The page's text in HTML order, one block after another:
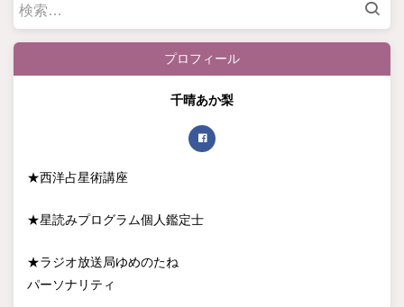
索:
プロフィール
千晴あか梨
★西洋占星術講座
★星読みプログラム個人鑑定士
★ラジオ放送局ゆめのたね
パーソナリティ